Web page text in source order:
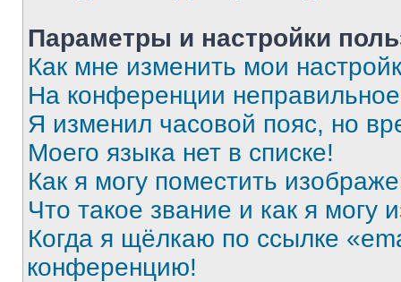
Параметры и настройки
Как мне изменить мои
На конференции
Я изменил часовой пояс, но
Моего языка нет в списке!
Как я могу поместить
Что такое звание и как я могу
Когда я щёлкаю по ссылке
конференцию!